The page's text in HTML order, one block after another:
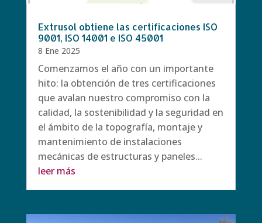
Extrusol obtiene las certificaciones ISO
9001, ISO 14001 e ISO 45001
8 Ene 2025
Comenzamos el año con un importante
hito: la obtención de tres certificaciones
que avalan nuestro compromiso con la
calidad, la sostenibilidad y la seguridad en
el ámbito de la topografía, montaje y
mantenimiento de instalaciones
mecánicas de estructuras y paneles...
leer más